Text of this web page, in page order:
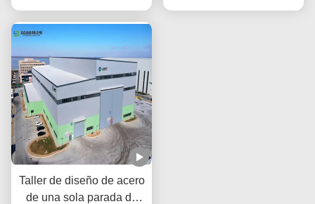
Taller de diseño de acero
de una sola parada de